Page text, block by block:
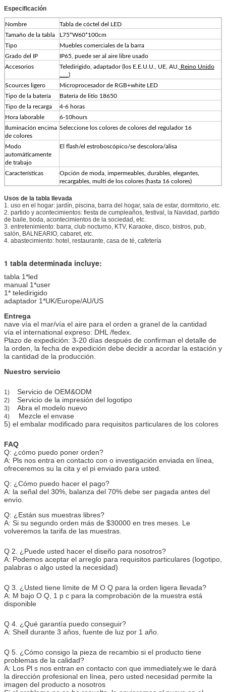
Especificación
Nombre
Tabla de cóctel del LED
Tamaño de la tabla
L75*W60*100cm
Tipo
Muebles comerciales de la barra
Grado del IP
IP65, puede ser al aire libre usado
Accesorios
Teledirigido, adaptador (los E.E.U.U., UE, AU , Reino Unido
......)
Scources ligero
Microprocesador de RGB+white LED
Tipo de la batería
Batería de litio 18650
Tipo de la recarga
4-6 horas
Hora laborable
6-10hours
Iluminación encima
de colores
Seleccione los colores de colores del regulador 16
Modo
automáticamente
de trabajo
El flash/el estroboscópico/se descolora/alisa
Características
Opción de moda, impermeables, durables, elegantes,
recargables, multi de los colores (hasta 16 colores)
Usos de la tabla llevada
1. uso en el hogar: jardín, piscina, barra del hogar, sala de estar, dormitorio, etc.
2. partido y acontecimientos: fiesta de cumpleaños, festival, la Navidad, partido
de baile, boda, acontecimientos de la sociedad, etc.
3. entretenimiento: barra, club nocturno, KTV, Karaoke, disco, bistros, pub,
salón, BALNEARIO, cabaret, etc.
4. abastecimiento: hotel, restaurante, casa de té, cafetería
1 tabla determinada incluye:
tabla 1*led
manual 1*user
1* teledirigido
adaptador 1*UK/Europe/AU/US
Entrega
nave vía el mar/vía el aire para el orden a granel de la cantidad
vía el international expreso: DHL /fedex.
Plazo de expedición: 3-20 días después de confirman el detalle de
la orden, la fecha de expedición debe decidir a acordar la estación y
la cantidad de la producción.
Nuestro servicio
1) Servicio de OEM&ODM
2) Servicio de la impresión del logotipo
3) Abra el modelo nuevo
4) Mezcle el envase
5) el embalar modificado para requisitos particulares de los colores
FAQ
Q: ¿cómo puedo poner orden?
A: Pls nos entra en contacto con o investigación enviada en línea,
ofreceremos su la cita y el pi enviado para usted.
Q: ¿Cómo puedo hacer el pago?
A: la señal del 30%, balanza del 70% debe ser pagada antes del
envío.
Q: ¿Están sus muestras libres?
A: Si su segundo orden más de $30000 en tres meses. Le
volveremos la tarifa de las muestras.
Q 2. ¿Puede usted hacer el diseño para nosotros?
A: Podemos aceptar el arreglo para requisitos particulares (logotipo,
palabras o algo usted la necesidad)
Q 3. ¿Usted tiene límite de M O Q para la orden ligera llevada?
A: M bajo O Q, 1 p c para la comprobación de la muestra está
disponible
Q 4. ¿Qué garantía puedo conseguir?
A: Shell durante 3 años, fuente de luz por 1 año.
Q 5. ¿Cómo consigo la pieza de recambio si el producto tiene
problemas de la calidad?
A: Los Pl s nos entran en contacto con que immediately.we le dará
la dirección profesional en línea, pero usted necesidad permite la
imagen del producto a nosotros